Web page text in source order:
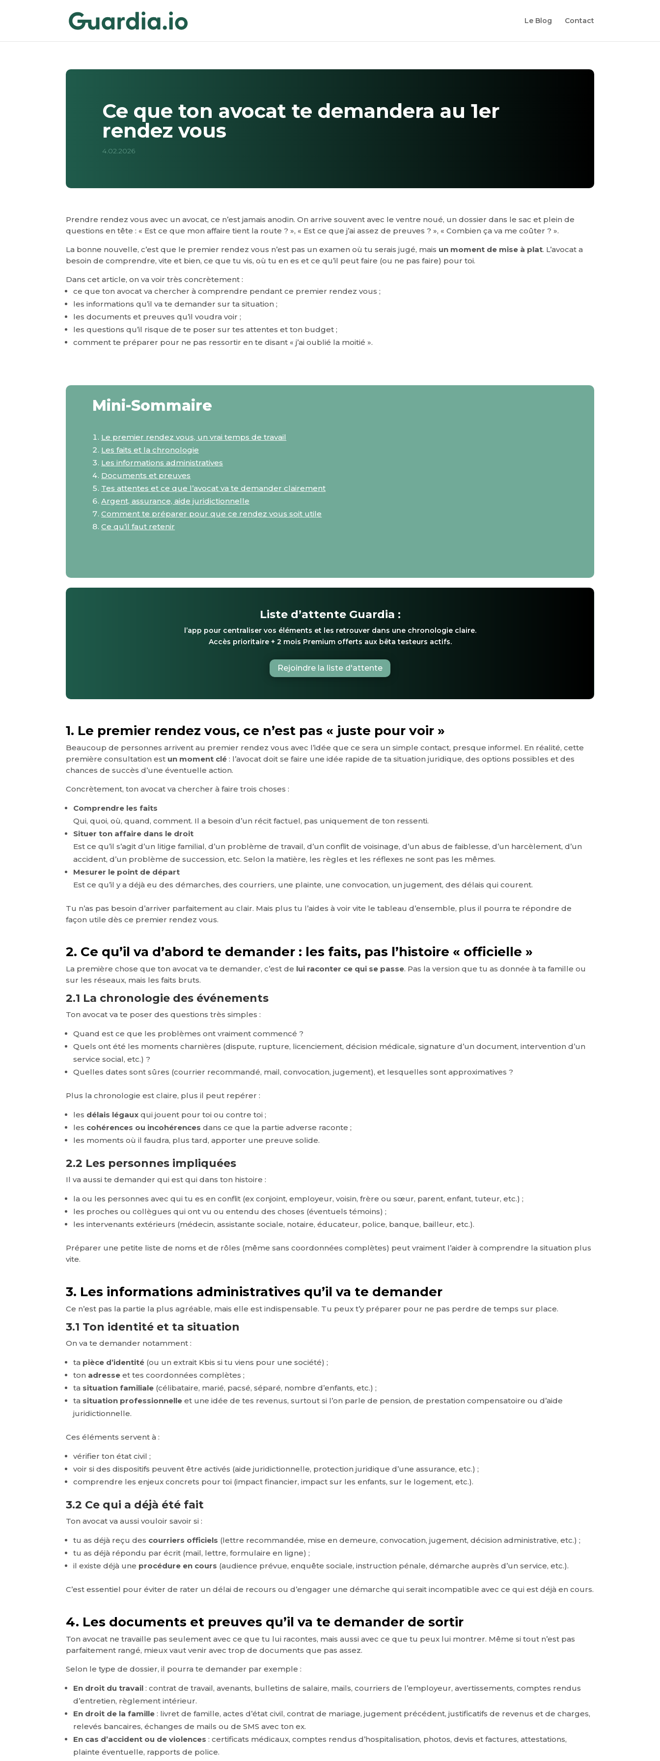
Le Blog Contact
Ce que ton avocat te demandera au 1er
rendez vous
4.02.2026
Prendre rendez vous avec un avocat, ce n’est jamais anodin. On arrive souvent avec le ventre noué, un dossier dans le sac et plein de
questions en tête : « Est ce que mon affaire tient la route ? », « Est ce que j’ai assez de preuves ? », « Combien ça va me coûter ? ».
La bonne nouvelle, c’est que le premier rendez vous n’est pas un examen où tu serais jugé, mais un moment de mise à plat. L’avocat a
besoin de comprendre, vite et bien, ce que tu vis, où tu en es et ce qu’il peut faire (ou ne pas faire) pour toi.
Dans cet article, on va voir très concrètement :
ce que ton avocat va chercher à comprendre pendant ce premier rendez vous ;
les informations qu’il va te demander sur ta situation ;
les documents et preuves qu’il voudra voir ;
les questions qu’il risque de te poser sur tes attentes et ton budget ;
comment te préparer pour ne pas ressortir en te disant « j’ai oublié la moitié ».
Mini-Sommaire
Le premier rendez vous, un vrai temps de travail
Les faits et la chronologie
Les informations administratives
Documents et preuves
Tes attentes et ce que l’avocat va te demander clairement
Argent, assurance, aide juridictionnelle
Comment te préparer pour que ce rendez vous soit utile
Ce qu’il faut retenir
Liste d’attente Guardia :
l’app pour centraliser vos éléments et les retrouver dans une chronologie claire.
Accès prioritaire + 2 mois Premium offerts aux bêta testeurs actifs.
Rejoindre la liste d'attente
1. Le premier rendez vous, ce n’est pas « juste pour voir »
Beaucoup de personnes arrivent au premier rendez vous avec l’idée que ce sera un simple contact, presque informel. En réalité, cette
première consultation est un moment clé : l’avocat doit se faire une idée rapide de ta situation juridique, des options possibles et des
chances de succès d’une éventuelle action.
Concrètement, ton avocat va chercher à faire trois choses :
Comprendre les faits
Qui, quoi, où, quand, comment. Il a besoin d’un récit factuel, pas uniquement de ton ressenti.
Situer ton affaire dans le droit
Est ce qu’il s’agit d’un litige familial, d’un problème de travail, d’un conflit de voisinage, d’un abus de faiblesse, d’un harcèlement, d’un
accident, d’un problème de succession, etc. Selon la matière, les règles et les réflexes ne sont pas les mêmes.
Mesurer le point de départ
Est ce qu’il y a déjà eu des démarches, des courriers, une plainte, une convocation, un jugement, des délais qui courent.
Tu n’as pas besoin d’arriver parfaitement au clair. Mais plus tu l’aides à voir vite le tableau d’ensemble, plus il pourra te répondre de
façon utile dès ce premier rendez vous.
2. Ce qu’il va d’abord te demander : les faits, pas l’histoire « officielle »
La première chose que ton avocat va te demander, c’est de lui raconter ce qui se passe. Pas la version que tu as donnée à ta famille ou
sur les réseaux, mais les faits bruts.
2.1 La chronologie des événements
Ton avocat va te poser des questions très simples :
Quand est ce que les problèmes ont vraiment commencé ?
Quels ont été les moments charnières (dispute, rupture, licenciement, décision médicale, signature d’un document, intervention d’un
service social, etc.) ?
Quelles dates sont sûres (courrier recommandé, mail, convocation, jugement), et lesquelles sont approximatives ?
Plus la chronologie est claire, plus il peut repérer :
les délais légaux qui jouent pour toi ou contre toi ;
les cohérences ou incohérences dans ce que la partie adverse raconte ;
les moments où il faudra, plus tard, apporter une preuve solide.
2.2 Les personnes impliquées
Il va aussi te demander qui est qui dans ton histoire :
la ou les personnes avec qui tu es en conflit (ex conjoint, employeur, voisin, frère ou sœur, parent, enfant, tuteur, etc.) ;
les proches ou collègues qui ont vu ou entendu des choses (éventuels témoins) ;
les intervenants extérieurs (médecin, assistante sociale, notaire, éducateur, police, banque, bailleur, etc.).
Préparer une petite liste de noms et de rôles (même sans coordonnées complètes) peut vraiment l’aider à comprendre la situation plus
vite.
3. Les informations administratives qu’il va te demander
Ce n’est pas la partie la plus agréable, mais elle est indispensable. Tu peux t’y préparer pour ne pas perdre de temps sur place.
3.1 Ton identité et ta situation
On va te demander notamment :
ta pièce d’identité (ou un extrait Kbis si tu viens pour une société) ;
ton adresse et tes coordonnées complètes ;
ta situation familiale (célibataire, marié, pacsé, séparé, nombre d’enfants, etc.) ;
ta situation professionnelle et une idée de tes revenus, surtout si l’on parle de pension, de prestation compensatoire ou d’aide
juridictionnelle.
Ces éléments servent à :
vérifier ton état civil ;
voir si des dispositifs peuvent être activés (aide juridictionnelle, protection juridique d’une assurance, etc.) ;
comprendre les enjeux concrets pour toi (impact financier, impact sur les enfants, sur le logement, etc.).
3.2 Ce qui a déjà été fait
Ton avocat va aussi vouloir savoir si :
tu as déjà reçu des courriers officiels (lettre recommandée, mise en demeure, convocation, jugement, décision administrative, etc.) ;
tu as déjà répondu par écrit (mail, lettre, formulaire en ligne) ;
il existe déjà une procédure en cours (audience prévue, enquête sociale, instruction pénale, démarche auprès d’un service, etc.).
C’est essentiel pour éviter de rater un délai de recours ou d’engager une démarche qui serait incompatible avec ce qui est déjà en cours.
4. Les documents et preuves qu’il va te demander de sortir
Ton avocat ne travaille pas seulement avec ce que tu lui racontes, mais aussi avec ce que tu peux lui montrer. Même si tout n’est pas
parfaitement rangé, mieux vaut venir avec trop de documents que pas assez.
Selon le type de dossier, il pourra te demander par exemple :
En droit du travail : contrat de travail, avenants, bulletins de salaire, mails, courriers de l’employeur, avertissements, comptes rendus
d’entretien, règlement intérieur.
En droit de la famille : livret de famille, actes d’état civil, contrat de mariage, jugement précédent, justificatifs de revenus et de charges,
relevés bancaires, échanges de mails ou de SMS avec ton ex.
En cas d’accident ou de violences : certificats médicaux, comptes rendus d’hospitalisation, photos, devis et factures, attestations,
plainte éventuelle, rapports de police.